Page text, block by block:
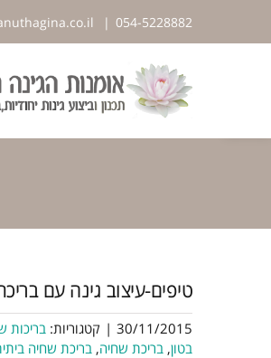
פתח סרגל נגישות
054-5228882
|
טיפים-עיצוב גינה עם
30/11/2015
| קטגוריות: בריכות
בטון, בריכת שחיה, בריכת שחיה